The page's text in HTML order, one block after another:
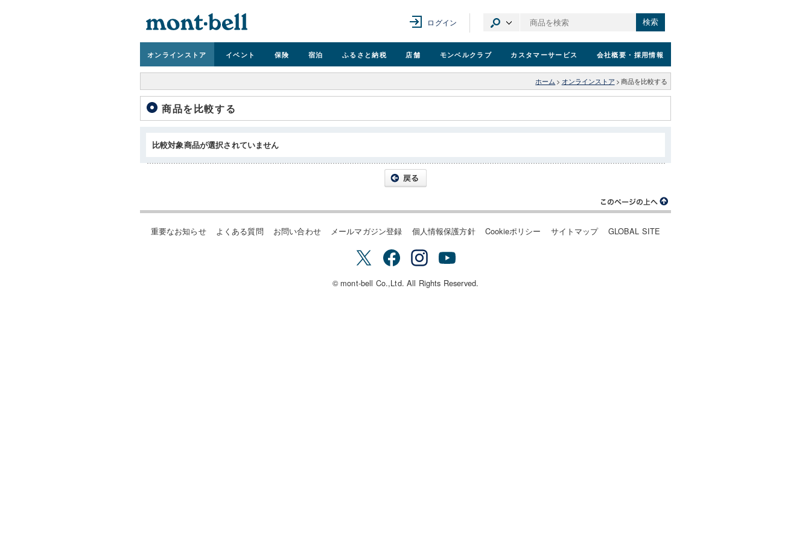
ログイン 検索
オンラインストア イベント 保険 宿泊 ふるさと納税 店舗 モンベルクラブ カスタマーサービス 会社概要 ・採用情報
ホーム > オンラインストア > 商品を比較する
商品を比較する
比較対象商品が選択されていません
重要なお知らせ よくある質問 お問い合わせ メールマガジン登録 個人情報保護方針 Cookieポリシー サイトマップ GLOBAL SITE
© mont-bell Co.,Ltd. All Rights Reserved.